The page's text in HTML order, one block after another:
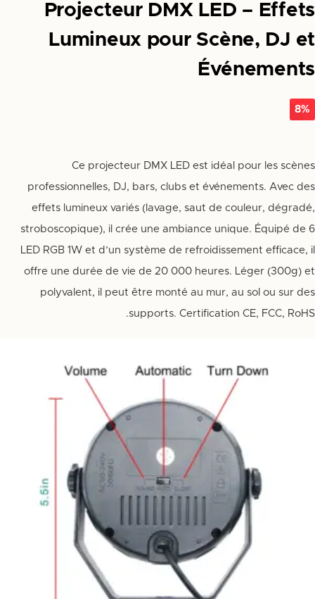
Projecteur DMX LED – Effets
Lumineux pour Scène, DJ et
Événements
8%
Ce projecteur DMX LED est idéal pour les scènes
professionnelles, DJ, bars, clubs et événements. Avec des
effets lumineux variés (lavage, saut de couleur, dégradé,
stroboscopique), il crée une ambiance unique. Équipé de 6
LED RGB 1W et d’un système de refroidissement efficace, il
offre une durée de vie de 20 000 heures. Léger (300g) et
polyvalent, il peut être monté au mur, au sol ou sur des
supports. Certification CE, FCC, RoHS.